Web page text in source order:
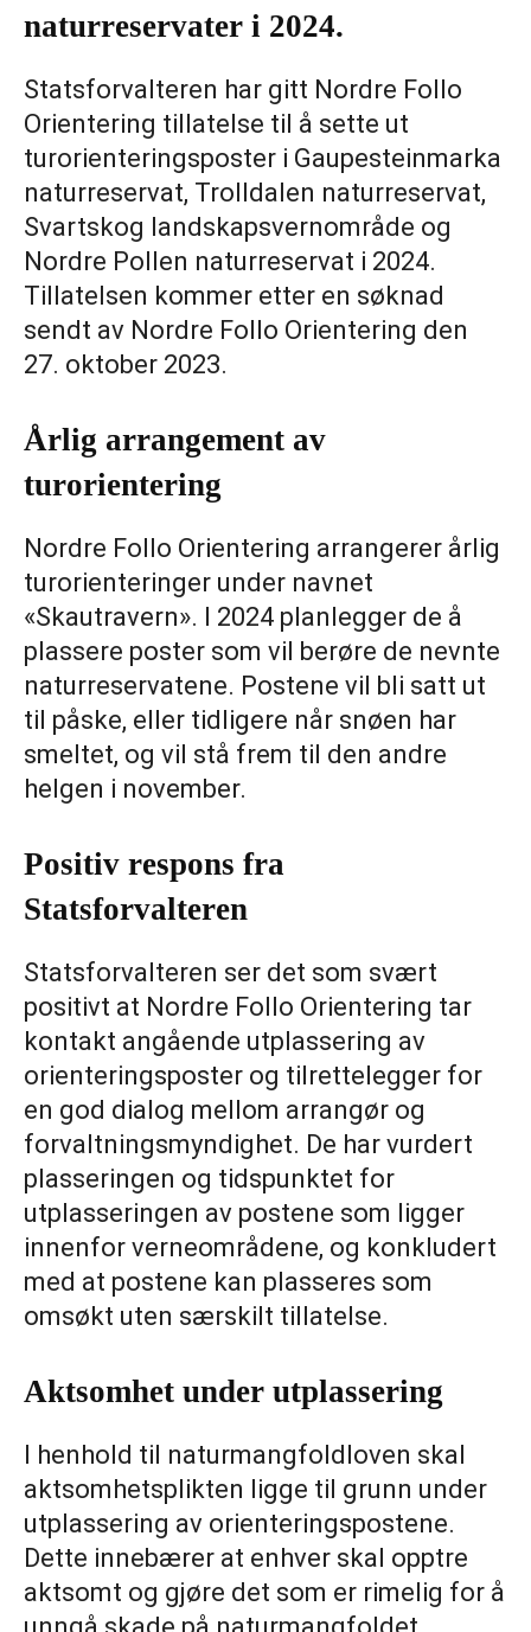
naturreservater i 2024.
Statsforvalteren har gitt Nordre Follo
Orientering tillatelse til å sette ut
turorienteringsposter i Gaupesteinmarka
naturreservat, Trolldalen naturreservat,
Svartskog landskapsvernområde og
Nordre Pollen naturreservat i 2024.
Tillatelsen kommer etter en søknad
sendt av Nordre Follo Orientering den
27. oktober 2023.
Årlig arrangement av
turorientering
Nordre Follo Orientering arrangerer årlig
turorienteringer under navnet
«Skautravern». I 2024 planlegger de å
plassere poster som vil berøre de nevnte
naturreservatene. Postene vil bli satt ut
til påske, eller tidligere når snøen har
smeltet, og vil stå frem til den andre
helgen i november.
Positiv respons fra
Statsforvalteren
Statsforvalteren ser det som svært
positivt at Nordre Follo Orientering tar
kontakt angående utplassering av
orienteringsposter og tilrettelegger for
en god dialog mellom arrangør og
forvaltningsmyndighet. De har vurdert
plasseringen og tidspunktet for
utplasseringen av postene som ligger
innenfor verneområdene, og konkludert
med at postene kan plasseres som
omsøkt uten særskilt tillatelse.
Aktsomhet under utplassering
I henhold til naturmangfoldloven skal
aktsomhetsplikten ligge til grunn under
utplassering av orienteringspostene.
Dette innebærer at enhver skal opptre
aktsomt og gjøre det som er rimelig for å